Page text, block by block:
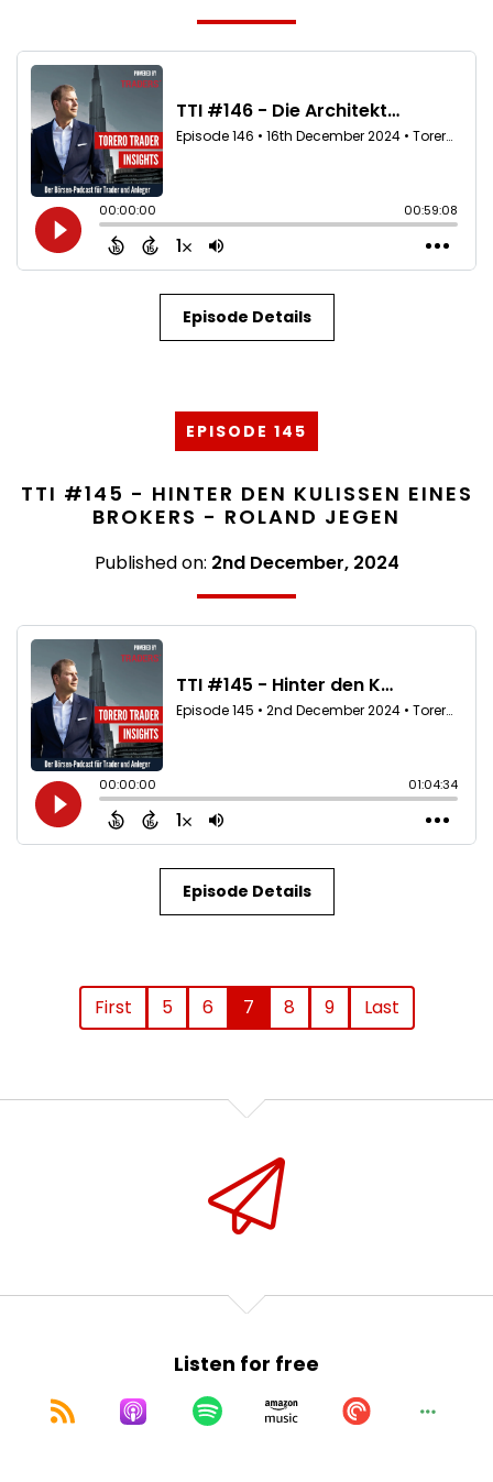
Episode Details
EPISODE 145
TTI #145 - HINTER DEN KULISSEN EINES
BROKERS - ROLAND JEGEN
Published on: 2nd December, 2024
Episode Details
First 5 6 7 8 9 Last
Listen for free